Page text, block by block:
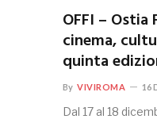
OFFI –
cinema,
quinta
By VIVIROMA 16
Dal 17 al 18